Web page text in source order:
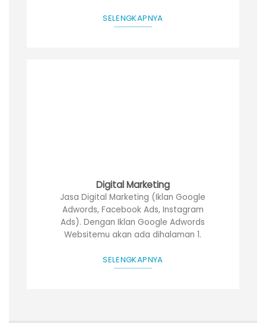
SELENGKAPNYA
Digital Marketing
Jasa Digital Marketing (Iklan Google
Adwords, Facebook Ads, Instagram
Ads). Dengan Iklan Google Adwords
Websitemu akan ada dihalaman 1.
SELENGKAPNYA